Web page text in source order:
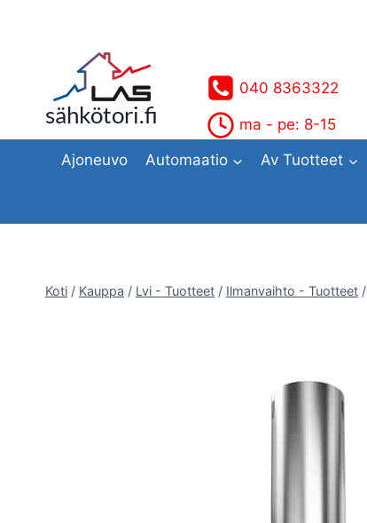
sähkötori.fi
040 8363322
ma - pe: 8-15
Ajoneuvo Automaatio Av Tuotteet
Koti / Kauppa / Lvi - Tuotteet / Ilmanvaihto - Tuotteet /